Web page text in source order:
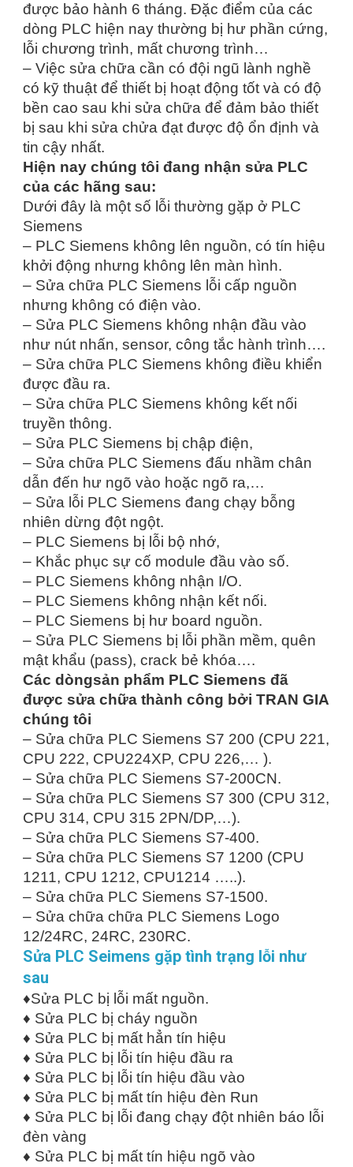
được bảo hành 6 tháng. Đặc điểm của các
dòng PLC hiện nay thường bị hư phần cứng,
lỗi chương trình, mất chương trình…
– Việc sửa chữa cần có đội ngũ lành nghề
có kỹ thuật để thiết bị hoạt động tốt và có độ
bền cao sau khi sửa chữa để đảm bảo thiết
bị sau khi sửa chửa đạt được độ ổn định và
tin cậy nhất.
Hiện nay chúng tôi đang nhận sửa PLC
của các hãng sau:
Dưới đây là một số lỗi thường gặp ở PLC
Siemens
– PLC Siemens không lên nguồn, có tín hiệu
khởi động nhưng không lên màn hình.
– Sửa chữa PLC Siemens lỗi cấp nguồn
nhưng không có điện vào.
– Sửa PLC Siemens không nhận đầu vào
như nút nhấn, sensor, công tắc hành trình….
– Sửa chữa PLC Siemens không điều khiển
được đầu ra.
– Sửa chữa PLC Siemens không kết nối
truyền thông.
– Sửa PLC Siemens bị chập điện,
– Sửa chữa PLC Siemens đấu nhầm chân
dẫn đến hư ngõ vào hoặc ngõ ra,…
– Sửa lỗi PLC Siemens đang chạy bỗng
nhiên dừng đột ngột.
– PLC Siemens bị lỗi bộ nhớ,
– Khắc phục sự cố module đầu vào số.
– PLC Siemens không nhận I/O.
– PLC Siemens không nhận kết nối.
– PLC Siemens bị hư board nguồn.
– Sửa PLC Siemens bị lỗi phần mềm, quên
mật khẩu (pass), crack bẻ khóa….
Các dòngsản phẩm PLC Siemens đã
được sửa chữa thành công bởi TRAN GIA
chúng tôi
– Sửa chữa PLC Siemens S7 200 (CPU 221,
CPU 222, CPU224XP, CPU 226,… ).
– Sửa chữa PLC Siemens S7-200CN.
– Sửa chữa PLC Siemens S7 300 (CPU 312,
CPU 314, CPU 315 2PN/DP,…).
– Sửa chữa PLC Siemens S7-400.
– Sửa chữa PLC Siemens S7 1200 (CPU
1211, CPU 1212, CPU1214 …..).
– Sửa chữa PLC Siemens S7-1500.
– Sửa chữa chữa PLC Siemens Logo
12/24RC, 24RC, 230RC.
Sửa PLC Seimens gặp tình trạng lỗi như
sau
♦Sửa PLC bị lỗi mất nguồn.
♦ Sửa PLC bị cháy nguồn
♦ Sửa PLC bị mất hẳn tín hiệu
♦ Sửa PLC bị lỗi tín hiệu đầu ra
♦ Sửa PLC bị lỗi tín hiệu đầu vào
♦ Sửa PLC bị mất tín hiệu đèn Run
♦ Sửa PLC bị lỗi đang chạy đột nhiên báo lỗi
đèn vàng
♦ Sửa PLC bị mất tín hiệu ngõ vào